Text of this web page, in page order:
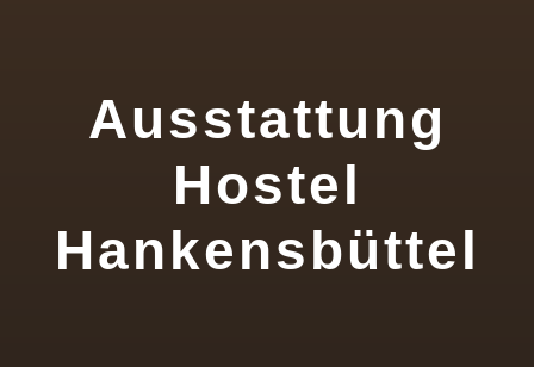
Ausstattung
Hostel
Hankensbüttel